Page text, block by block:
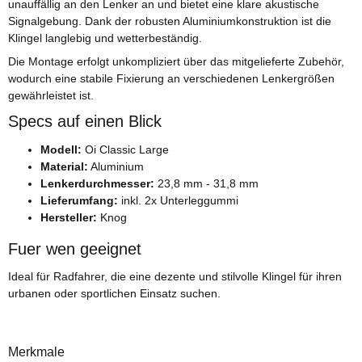
unauffällig an den Lenker an und bietet eine klare akustische
Signalgebung. Dank der robusten Aluminiumkonstruktion ist die
Klingel langlebig und wetterbeständig.
Die Montage erfolgt unkompliziert über das mitgelieferte Zubehör,
wodurch eine stabile Fixierung an verschiedenen Lenkergrößen
gewährleistet ist.
Specs auf einen Blick
Modell: Oi Classic Large
Material: Aluminium
Lenkerdurchmesser: 23,8 mm - 31,8 mm
Lieferumfang: inkl. 2x Unterleggummi
Hersteller: Knog
Fuer wen geeignet
Ideal für Radfahrer, die eine dezente und stilvolle Klingel für ihren
urbanen oder sportlichen Einsatz suchen.
Merkmale